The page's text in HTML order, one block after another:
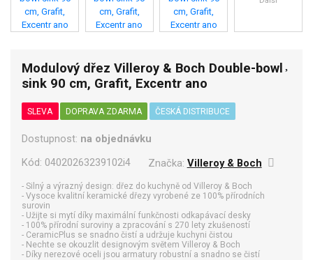
Modulový dřez Villeroy & Boch Double-bowl
sink 90 cm, Grafit, Excentr ano
SLEVA DOPRAVA ZDARMA ČESKÁ DISTRIBUCE
Dostupnost: na objednávku
Kód: 04020263239102i4 Značka: Villeroy & Boch
- Silný a výrazný design: dřez do kuchyně od Villeroy & Boch
- Vysoce kvalitní keramické dřezy vyrobené ze 100% přírodních
surovin
- Užijte si mytí díky maximální funkčnosti odkapávací desky
- 100% přírodní suroviny a zpracování s 270 lety zkušeností
- CeramicPlus se snadno čistí a udržuje kuchyni čistou
- Nechte se okouzlit designovým světem Villeroy & Boch
- Díky nerezové oceli jsou armatury robustní a snadno se čistí